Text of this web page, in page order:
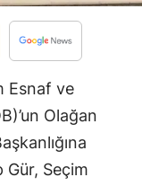
Erzurum
Eskişehir
Gaziantep
Giresun
Gümüşhane
Esnaf ve
Olağan
Seçim